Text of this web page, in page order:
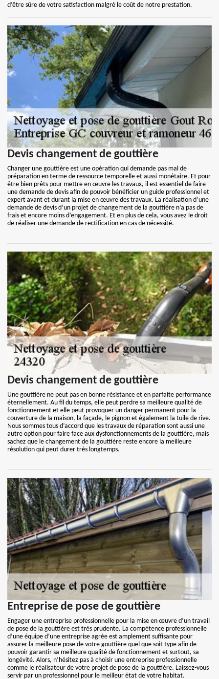
d’être sûre de votre satisfaction malgré le coût de notre prestation.
Devis changement de gouttière
Changer une gouttière est une opération qui demande pas mal de
préparation en terme de ressource temporelle et aussi monétaire. Et pour
être bien prêts pour mettre en œuvre les travaux, il est essentiel de faire
une demande de devis afin de pouvoir bénéficier un guide professionnel et
expert avant et durant la mise en œuvre des travaux. La réalisation d’une
demande de devis d’un projet de changement de la gouttière n’a pas de
frais et encore moins d’engagement. Et en plus de cela, vous avez le droit
de réaliser une demande de rectification en cas de nécessité.
Devis changement de gouttière
Une gouttière ne peut pas en bonne résistance et en parfaite performance
éternellement. Au fil du temps, elle peut perdre sa meilleure qualité de
fonctionnement et elle peut provoquer un danger permanent pour la
couverture de la maison, la façade, le pignon et également la tuile de rive.
Nous sommes tous d’accord que les travaux de réparation sont aussi une
autre option pour faire face aux dysfonctionnements de la gouttière, mais
sachez que le changement de la gouttière reste encore la meilleure
résolution qui peut durer très longtemps.
Entreprise de pose de gouttière
Engager une entreprise professionnelle pour la mise en œuvre d’un travail
de pose de la gouttière est très prudente. La compétence professionnelle
d’une équipe d’une entreprise agrée est amplement suffisante pour
assurer la meilleure pose de votre gouttière quel que soit type afin de
pouvoir garantir sa meilleure qualité de fonctionnement et surtout, sa
longévité. Alors, n’hésitez pas à choisir une entreprise professionnelle
comme le réalisateur de votre projet de pose de la gouttière. Laissez-vous
servir par un professionnel pour le meilleur état de votre habitat.